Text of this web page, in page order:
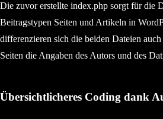
Die zuvor erstellte index.php sorgt für die
Beitragstypen Seiten und Artikeln in
differenzieren sich die beiden Dateien
Seiten die Angaben des Autors und des
Übersichtlicheres Coding dank